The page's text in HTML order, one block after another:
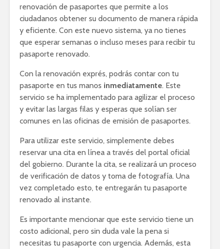
renovación de pasaportes que permite a los
ciudadanos obtener su documento de manera rápida
y eficiente. Con este nuevo sistema, ya no tienes
que esperar semanas o incluso meses para recibir tu
pasaporte renovado.
Con la renovación exprés, podrás contar con tu
pasaporte en tus manos inmediatamente. Este
servicio se ha implementado para agilizar el proceso
y evitar las largas filas y esperas que solían ser
comunes en las oficinas de emisión de pasaportes.
Para utilizar este servicio, simplemente debes
reservar una cita en línea a través del portal oficial
del gobierno. Durante la cita, se realizará un proceso
de verificación de datos y toma de fotografía. Una
vez completado esto, te entregarán tu pasaporte
renovado al instante.
Es importante mencionar que este servicio tiene un
costo adicional, pero sin duda vale la pena si
necesitas tu pasaporte con urgencia. Además, esta